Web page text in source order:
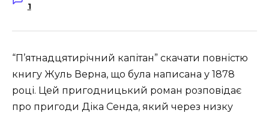
1
“П’ятнадцятирічний капітан” скачати повністю
книгу Жуль Верна, що була написана у 1878
році. Цей пригодницький роман розповідає
про пригоди Діка Сенда, який через низку